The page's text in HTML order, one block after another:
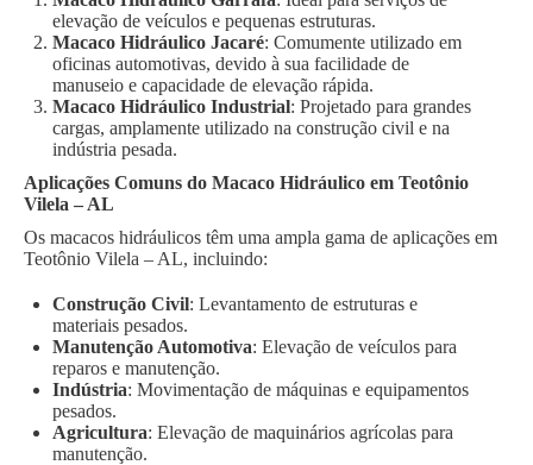
elevação de veículos e pequenas estruturas.
Macaco Hidráulico Jacaré: Comumente utilizado em
oficinas automotivas, devido à sua facilidade de
manuseio e capacidade de elevação rápida.
Macaco Hidráulico Industrial: Projetado para grandes
cargas, amplamente utilizado na construção civil e na
indústria pesada.
Aplicações Comuns do Macaco Hidráulico em Teotônio
Vilela – AL
Os macacos hidráulicos têm uma ampla gama de aplicações em
Teotônio Vilela – AL, incluindo:
Construção Civil: Levantamento de estruturas e
materiais pesados.
Manutenção Automotiva: Elevação de veículos para
reparos e manutenção.
Indústria: Movimentação de máquinas e equipamentos
pesados.
Agricultura: Elevação de maquinários agrícolas para
manutenção.